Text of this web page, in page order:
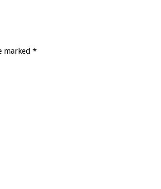
marked *